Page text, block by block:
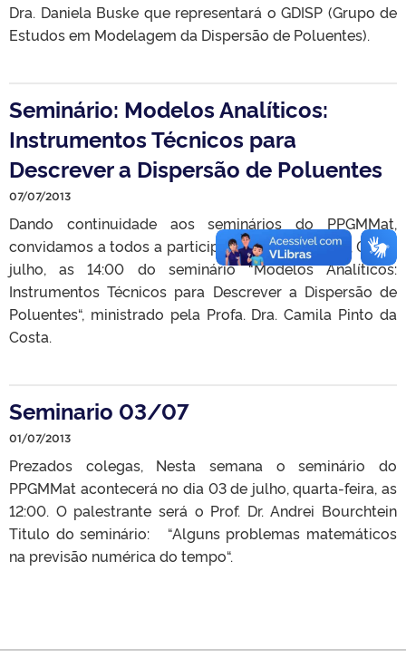
Dra. Daniela Buske que representará o GDISP (Grupo de
Estudos em Modelagem da Dispersão de Poluentes).
Seminário: Modelos Analíticos:
Instrumentos Técnicos para
Descrever a Dispersão de Poluentes
07/07/2013
Dando continuidade aos seminários do PPGMMat,
convidamos a todos a participar nesta terça-feira, 09 de
julho, as 14:00 do seminário “Modelos Analíticos:
Instrumentos Técnicos para Descrever a Dispersão de
Poluentes“, ministrado pela Profa. Dra. Camila Pinto da
Costa.
Seminario 03/07
01/07/2013
Prezados colegas, Nesta semana o seminário do
PPGMMat acontecerá no dia 03 de julho, quarta-feira, as
12:00. O palestrante será o Prof. Dr. Andrei Bourchtein
Titulo do seminário: “Alguns problemas matemáticos
na previsão numérica do tempo“.